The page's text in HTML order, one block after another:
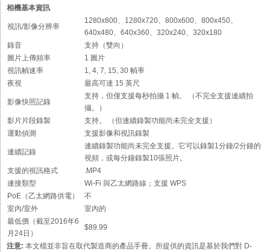
相機基本資訊
視訊/影像分辨率
1280x800、1280x720、800x600、800x450、
640x480、640x360、320x240、320x180
錄音
支持（雙向）
圖片上傳頻率
1 圖片
視訊幀速率
1, 4, 7, 15, 30 幀率
夜視
最高可達 15 英尺
影像快照記錄
支持，但僅支援每秒拍攝 1 幀。 （不完全支援連續拍
攝。）
影片片段錄製
支持。 （但連續錄製功能尚未完全支援）
運動偵測
支援影像和視訊錄製
連續記錄
連續錄製功能尚未完全支援。它可以錄製1分鐘/2分鐘的
視頻，或每分鐘錄製10張照片。
支援的視訊格式
.MP4
連接類型
Wi-Fi 與乙太網路線；支援 WPS
PoE（乙太網路供電）
不
室內/室外
室內的
最低價（截至2016年6
月24日）
$89.99
注意: 本文檔並非旨在取代製造商的產品手冊。所提供的資訊是基於我們對 D-